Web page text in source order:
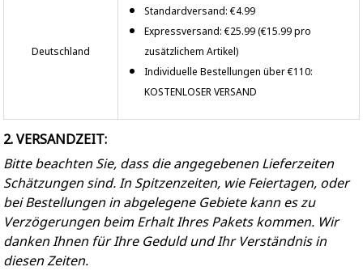
Deutschland
Standardversand: €4.99
Expressversand: €25.99 (€15.99 pro
zusätzlichem Artikel)
Individuelle Bestellungen über €110:
KOSTENLOSER VERSAND
2. VERSANDZEIT:
Bitte beachten Sie, dass die angegebenen Lieferzeiten
Schätzungen sind. In Spitzenzeiten, wie Feiertagen, oder
bei Bestellungen in abgelegene Gebiete kann es zu
Verzögerungen beim Erhalt Ihres Pakets kommen. Wir
danken Ihnen für Ihre Geduld und Ihr Verständnis in
diesen Zeiten.